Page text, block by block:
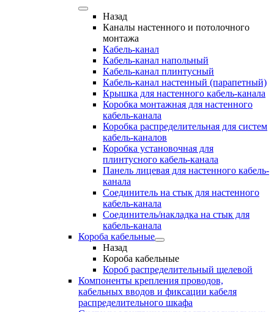
Назад
Каналы настенного и потолочного
монтажа
Кабель-канал
Кабель-канал напольный
Кабель-канал плинтусный
Кабель-канал настенный (парапетный)
Крышка для настенного кабель-канала
Коробка монтажная для настенного
кабель-канала
Коробка распределительная для систем
кабель-каналов
Коробка установочная для
плинтусного кабель-канала
Панель лицевая для настенного кабель-
канала
Соединитель на стык для настенного
кабель-канала
Соединитель/накладка на стык для
кабель-канала
Короба кабельные
Назад
Короба кабельные
Короб распределительный щелевой
Компоненты крепления проводов,
кабельных вводов и фиксации кабеля
распределительного шкафа